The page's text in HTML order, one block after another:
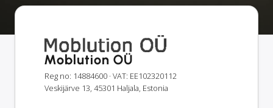
Moblution OÜ
Reg no: 14884600 · VAT: EE102320112
Veskijärve 13, 45301 Haljala, Estonia